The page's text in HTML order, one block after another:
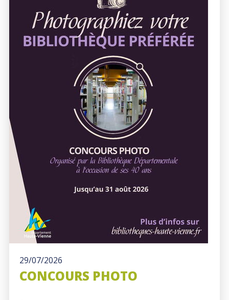
29/07/2026
CONCOURS PHOTO